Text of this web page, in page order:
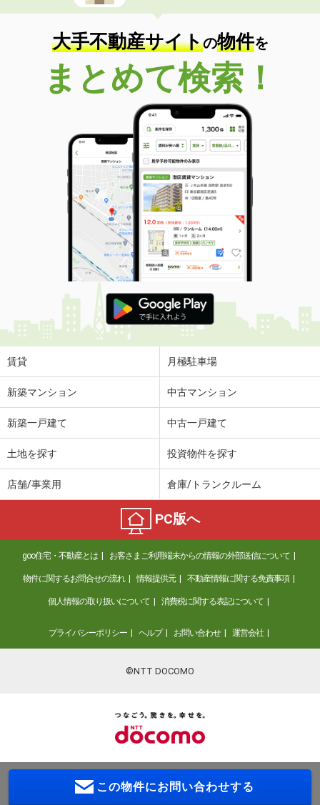
大手不動産サイトの物件を
まとめて検索！
賃貸 月極駐車場
新築マンション 中古マンション
新築一戸建て 中古一戸建て
土地を探す 投資物件を探す
店舗/事業用 倉庫/トランクルーム
PC版へ
goo住宅・不動産とは お客さまご利用端末からの情報の外部送信について
物件に関するお問合せの流れ 情報提供元 不動産情報に関する免責事項
個人情報の取り扱いについて 消費税に関する表記について
プライバシーポリシー ヘルプ お問い合わせ 運営会社
©NTT DOCOMO
この物件にお問い合わせする